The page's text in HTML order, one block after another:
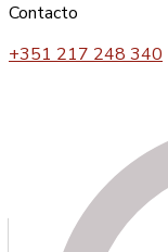
Contacto
+351 217 248 340
O bem estar e a
reflexo da nossa
Quem somos